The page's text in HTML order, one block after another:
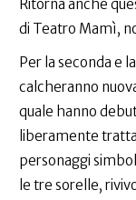
Ritorna anche
di Teatro Mamì,
Per la seconda e
calcheranno
quale hanno
liberamente
personaggi
le tre sorelle,